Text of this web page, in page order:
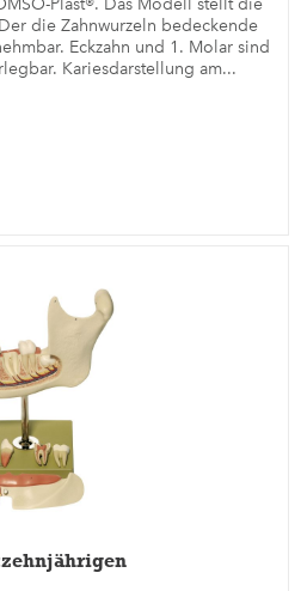
die Zahnwurzeln bedeckende
Eckzahn und 1. Molar sind
Kariesdarstellung am...